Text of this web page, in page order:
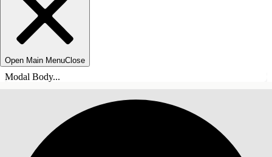
Open Main MenuClose
Modal Body...